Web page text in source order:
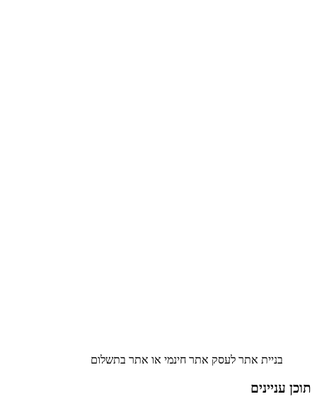
בניית אתר לעסק אתר חינמי או אתר בתשלום
תוכן עניינים